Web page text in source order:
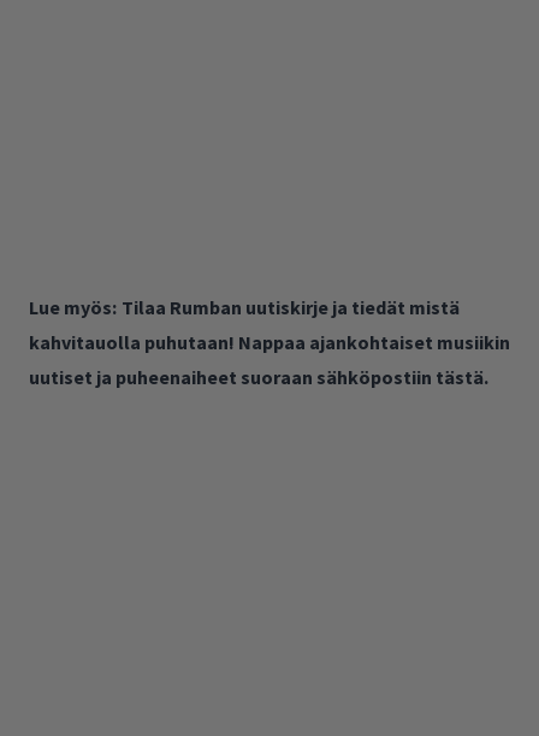
Lue myös: Tilaa Rumban uutiskirje ja tiedät mistä
kahvitauolla puhutaan! Nappaa ajankohtaiset musiikin
uutiset ja puheenaiheet suoraan sähköpostiin tästä.